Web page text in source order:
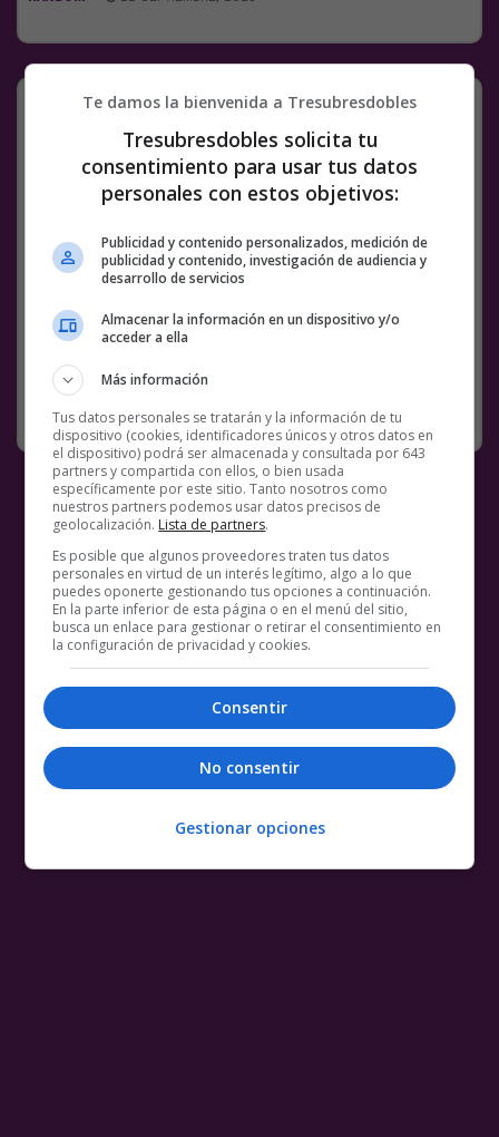
Así es amego
El del kebab después de darte el durum:
pic.twitter.com/MIAtkWkt7e
— Wall Street Wolverine (@wallstwolverine)
Facebook
Twitter
WhatsApp
GmailMeneame
Copy
Link
KEBAB
Te damos la bienvenida a Tresubresdobles
Tresubresdobles solicita tu
consentimiento para usar tus datos
personales con estos objetivos:
Publicidad y contenido personalizados, medición de
publicidad y contenido, investigación de audiencia y
desarrollo de servicios
Almacenar la información en un dispositivo y/o
acceder a ella
Más información
Tus datos personales se tratarán y la información de tu
dispositivo (cookies, identificadores únicos y otros datos en
el dispositivo) podrá ser almacenada y consultada por 643
partners y compartida con ellos, o bien usada
específicamente por este sitio. Tanto nosotros como
nuestros partners podemos usar datos precisos de
geolocalización. Lista de partners.
Es posible que algunos proveedores traten tus datos
personales en virtud de un interés legítimo, algo a lo que
puedes oponerte gestionando tus opciones a continuación.
En la parte inferior de esta página o en el menú del sitio,
busca un enlace para gestionar o retirar el consentimiento en
la configuración de privacidad y cookies.
Consentir
No consentir
Gestionar opciones